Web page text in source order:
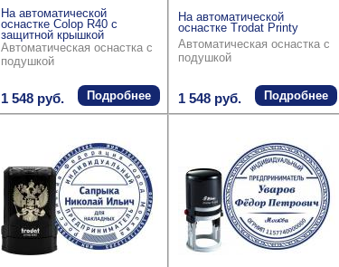
На автоматической
оснастке Colop R40 с
защитной крышкой
Автоматическая оснастка с
подушкой
1 548 руб. Подробнее
На автоматической
оснастке Trodat Printy
Автоматическая оснастка с
подушкой
1 548 руб. Подробнее